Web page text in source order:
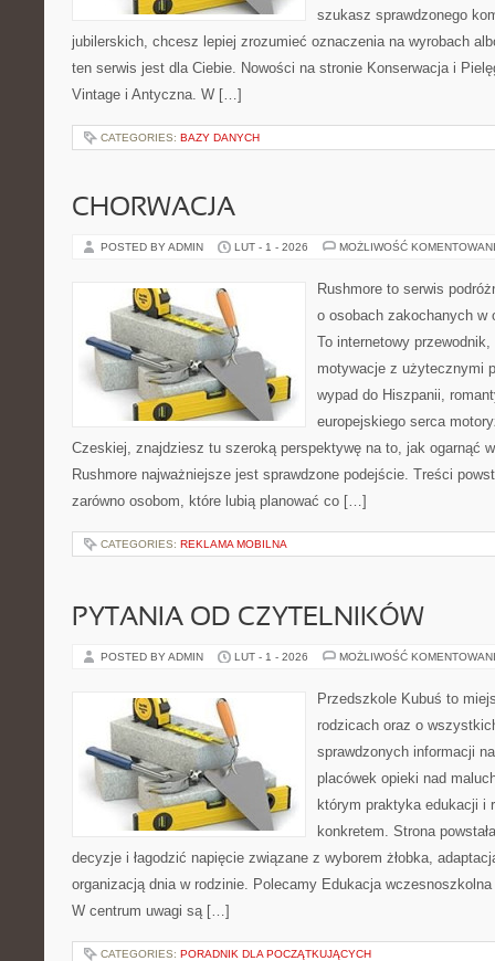
szukasz sprawdzonego
jubilerskich, chcesz lepiej zrozumieć oznaczenia na wyrobach
ten serwis jest dla Ciebie. Nowości na stronie Konserwacja i
Vintage i Antyczna. W […]
CATEGORIES: BAZY DANYCH
CHORWACJA
POSTED BY ADMIN LUT - 1 - 2026 MOŻLIWOŚĆ
Rushmore to serwis
o osobach zakochanych w
To internetowy
motywacje z użytecznymi
wypad do Hiszpanii,
europejskiego serca
Czeskiej, znajdziesz tu szeroką perspektywę na to, jak ogarnąć
Rushmore najważniejsze jest sprawdzone podejście. Treści
zarówno osobom, które lubią planować co […]
CATEGORIES: REKLAMA MOBILNA
PYTANIA OD CZYTELNIKÓW
POSTED BY ADMIN LUT - 1 - 2026 MOŻLIWOŚĆ
Przedszkole Kubuś to
rodzicach oraz o
sprawdzonych informacji
placówek opieki nad
którym praktyka edukacji i
konkretem. Strona
decyzje i łagodzić napięcie związane z wyborem żłobka,
organizacją dnia w rodzinie. Polecamy Edukacja
W centrum uwagi są […]
CATEGORIES: PORADNIK DLA POCZĄTKUJĄCYCH